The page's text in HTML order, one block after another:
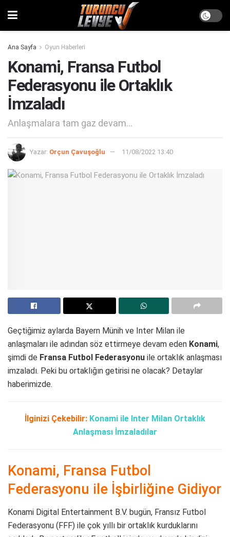
Ana Sayfa Oyun Haberleri
Konami, Fransa Futbol
Federasyonu ile Ortaklık
İmzaladı
Anlaşmalara tam gaz devam...
Yazar: Orçun Çavuşoğlu 11/08/2022 13:40
Geçtiğimiz aylarda Bayern Münih ve Inter Milan ile
anlaşmaları ile adından söz ettirmeye devam eden Konami,
şimdi de Fransa Futbol Federasyonu ile ortaklık anlaşması
imzaladı. Peki bu ortaklığın getirisi ne olacak? Detaylar
haberimizde.
İlginizi Çekebilir: Konami ile Inter Milan Ortaklık
Anlaşması İmzaladılar
Konami, Fransa Futbol
Federasyonu ile İşbirliğine Gidiyor
Konami Digital Entertainment B.V. bugün, Fransız Futbol
Federasyonu (FFF) ile çok yıllı bir ortaklık kurduklarını